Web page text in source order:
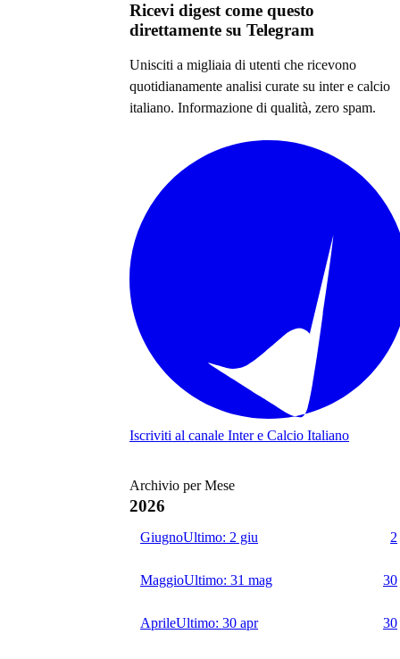
Ricevi digest come questo
direttamente su Telegram
Unisciti a migliaia di utenti che ricevono
quotidianamente analisi curate su inter e calcio
italiano. Informazione di qualità, zero spam.
Iscriviti al canale Inter e Calcio Italiano
Archivio per Mese
2026
GiugnoUltimo: 2 giu 2
MaggioUltimo: 31 mag 30
AprileUltimo: 30 apr 30